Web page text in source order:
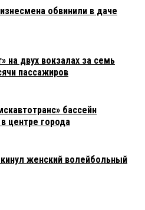
обвинили в даче
двух вокзалах за семь
пассажиров
бассейн
центре города
женский волейбольный